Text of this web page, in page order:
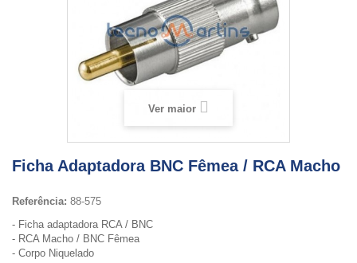
Ver maior
Ficha Adaptadora BNC Fêmea / RCA Macho
Referência: 88-575
- Ficha adaptadora RCA / BNC
- RCA Macho / BNC Fêmea
- Corpo Niquelado